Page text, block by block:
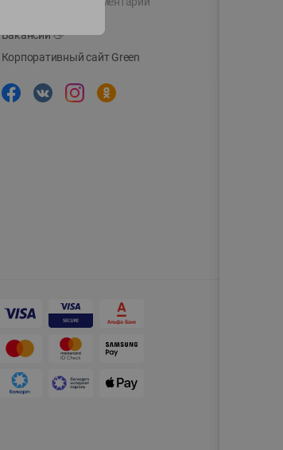
Вакансии👋
Корпоративный сайт Green